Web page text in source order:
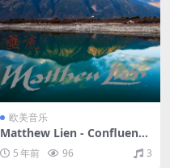
欧美音乐
Matthew Lien - Confluence
（1997/FLAC/分轨/261M）
5 年前 96 3